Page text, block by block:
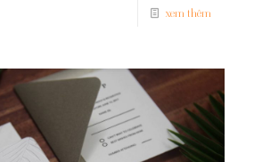
xem thêm